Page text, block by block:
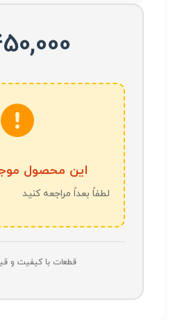
این محصول
لطفاً بعداً مراجعه کنید
قطعات با کیفیت و